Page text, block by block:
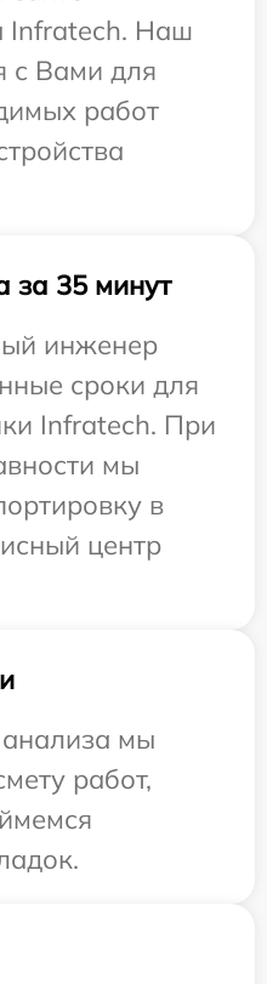
Infratech. Наш
с Вами для
работ
за 35 минут
инженер
сроки для
Infratech. При
мы
в
центр
мы
работ,